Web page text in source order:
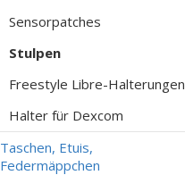
Sensorpatches
Stulpen
Freestyle Libre-Halterungen
Halter für Dexcom
Taschen, Etuis,
Federmäppchen